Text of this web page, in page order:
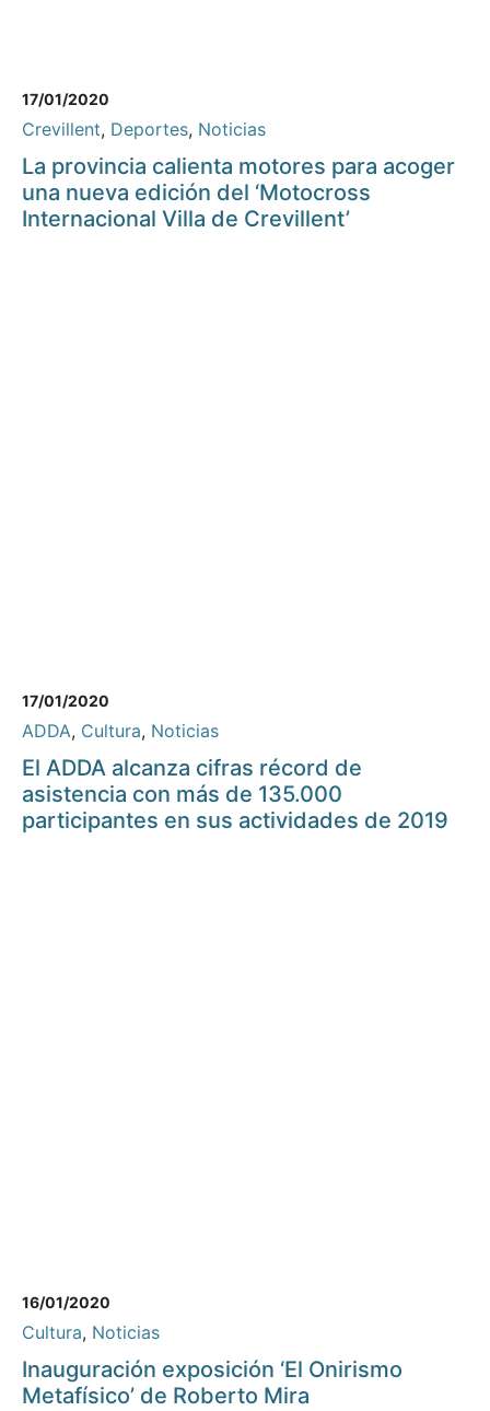
17/01/2020
Crevillent, Deportes, Noticias
La provincia calienta motores para acoger
una nueva edición del ‘Motocross
Internacional Villa de Crevillent’
17/01/2020
ADDA, Cultura, Noticias
El ADDA alcanza cifras récord de
asistencia con más de 135.000
participantes en sus actividades de 2019
16/01/2020
Cultura, Noticias
Inauguración exposición ‘El Onirismo
Metafísico’ de Roberto Mira